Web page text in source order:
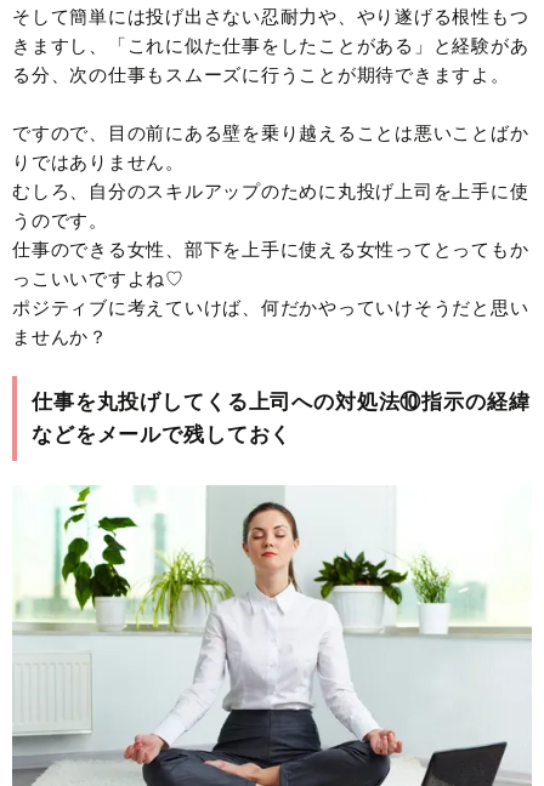
そして簡単には投げ出さない忍耐力や、やり遂げる根性もつ
きますし、「これに似た仕事をしたことがある」と経験があ
る分、次の仕事もスムーズに行うことが期待できますよ。
ですので、目の前にある壁を乗り越えることは悪いことばか
りではありません。
むしろ、自分のスキルアップのために丸投げ上司を上手に使
うのです。
仕事のできる女性、部下を上手に使える女性ってとってもか
っこいいですよね♡
ポジティブに考えていけば、何だかやっていけそうだと思い
ませんか？
仕事を丸投げしてくる上司への対処法⑩指示の経緯
などをメールで残しておく